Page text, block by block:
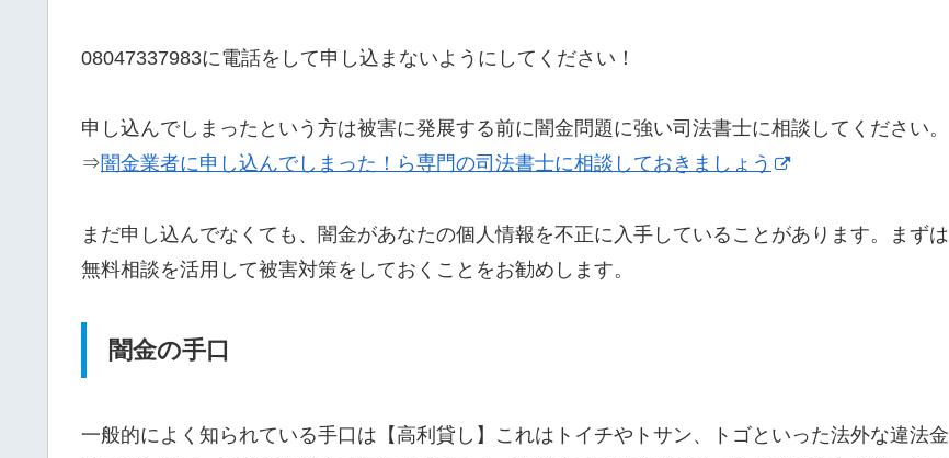
08047337983に電話をして申し込まないようにしてください！
申し込んでしまったという方は被害に発展する前に闇金問題に強い司法書士に相談してください。
⇒闇金業者に申し込んでしまった！ら専門の司法書士に相談しておきましょう
まだ申し込んでなくても、闇金があなたの個人情報を不正に入手していることがあります。まずは
無料相談を活用して被害対策をしておくことをお勧めします。
闇金の手口
一般的によく知られている手口は【高利貸し】これはトイチやトサン、トゴといった法外な違法金